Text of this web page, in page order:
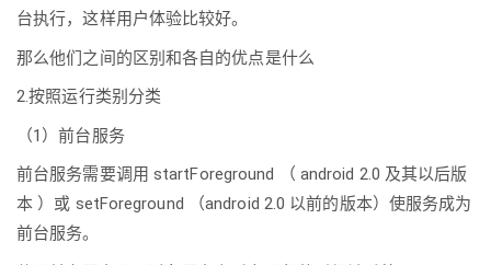
台执行，这样用户体验比较好。
那么他们之间的区别和各自的优点是什么
2.按照运行类别分类
（1）前台服务
前台服务需要调用 startForeground （ android 2.0 及其以后版
本 ）或 setForeground （android 2.0 以前的版本）使服务成为
前台服务。